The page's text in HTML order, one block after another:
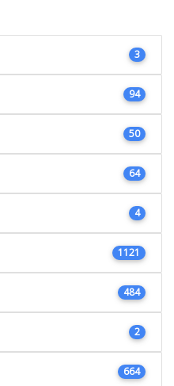
3
94
50
64
4
1121
484
2
664